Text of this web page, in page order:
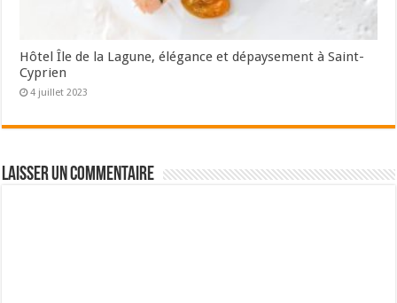
Hôtel Île de la Lagune, élégance et dépaysement à Saint-
Cyprien
4 juillet 2023
Laisser un commentaire